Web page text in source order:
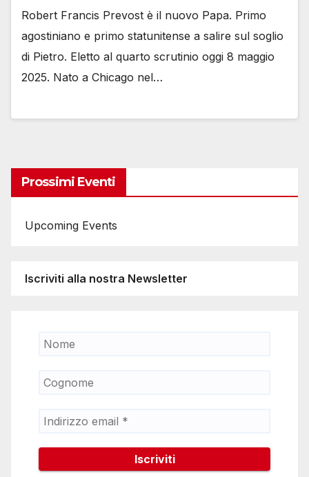
Robert Francis Prevost è il nuovo Papa. Primo
agostiniano e primo statunitense a salire sul soglio
di Pietro. Eletto al quarto scrutinio oggi 8 maggio
2025. Nato a Chicago nel…
Prossimi Eventi
Upcoming Events
Iscriviti alla nostra Newsletter